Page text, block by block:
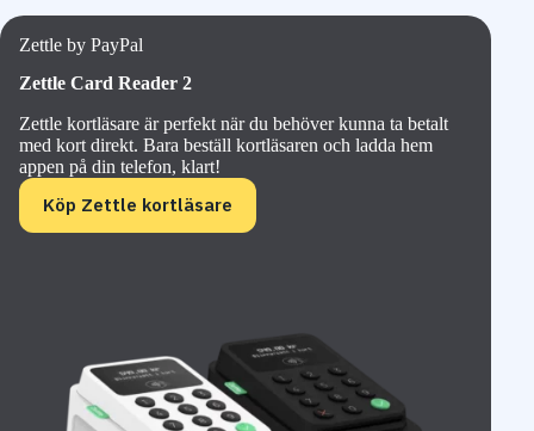
Zettle by PayPal
Zettle Card Reader 2
Zettle kortläsare är perfekt när du behöver kunna ta betalt
med kort direkt. Bara beställ kortläsaren och ladda hem
appen på din telefon, klart!
Köp Zettle kortläsare